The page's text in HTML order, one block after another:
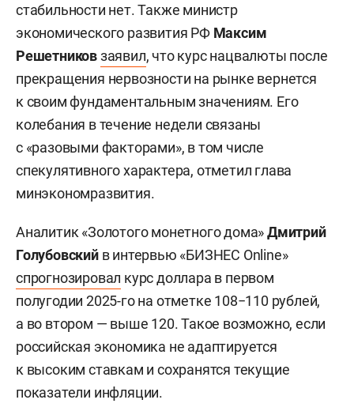
стабильности нет. Также министр
экономического развития РФ Максим
Решетниковзаявил, что курс нацвалюты после
прекращения нервозности на рынке вернется
к своим фундаментальным значениям. Его
колебания в течение недели связаны
с «разовыми факторами», в том числе
спекулятивного характера, отметил глава
минэкономразвития.
Аналитик «Золотого монетного дома»Дмитрий
Голубовский в интервью «БИЗНЕС Online»
спрогнозировал курс доллара в первом
полугодии 2025-го на отметке 108−110 рублей,
а во втором — выше 120. Такое возможно, если
российская экономика не адаптируется
к высоким ставкам и сохранятся текущие
показатели инфляции.